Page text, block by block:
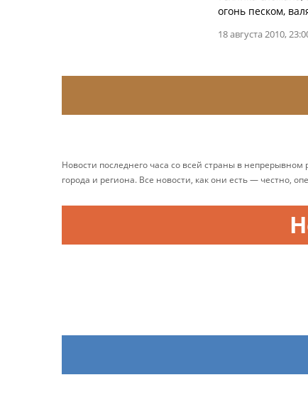
огонь песком,
18 августа 2010,
Новости последнего часа со всей страны в
города и региона. Все новости, как они есть — честно,